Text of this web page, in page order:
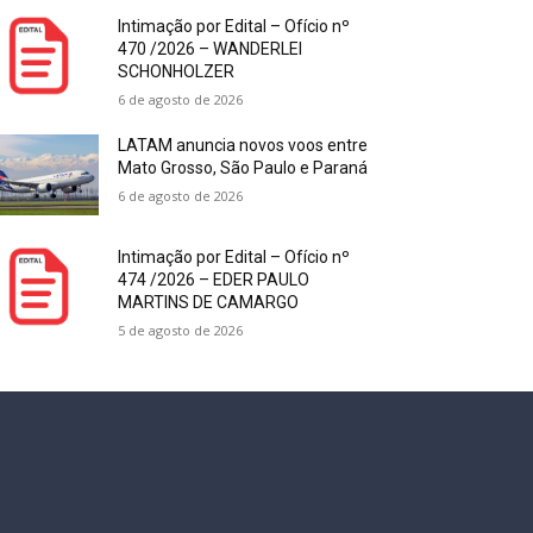
Intimação por Edital – Ofício nº
470 /2026 – WANDERLEI
SCHONHOLZER
6 de agosto de 2026
LATAM anuncia novos voos entre
Mato Grosso, São Paulo e Paraná
6 de agosto de 2026
Intimação por Edital – Ofício nº
474 /2026 – EDER PAULO
MARTINS DE CAMARGO
5 de agosto de 2026